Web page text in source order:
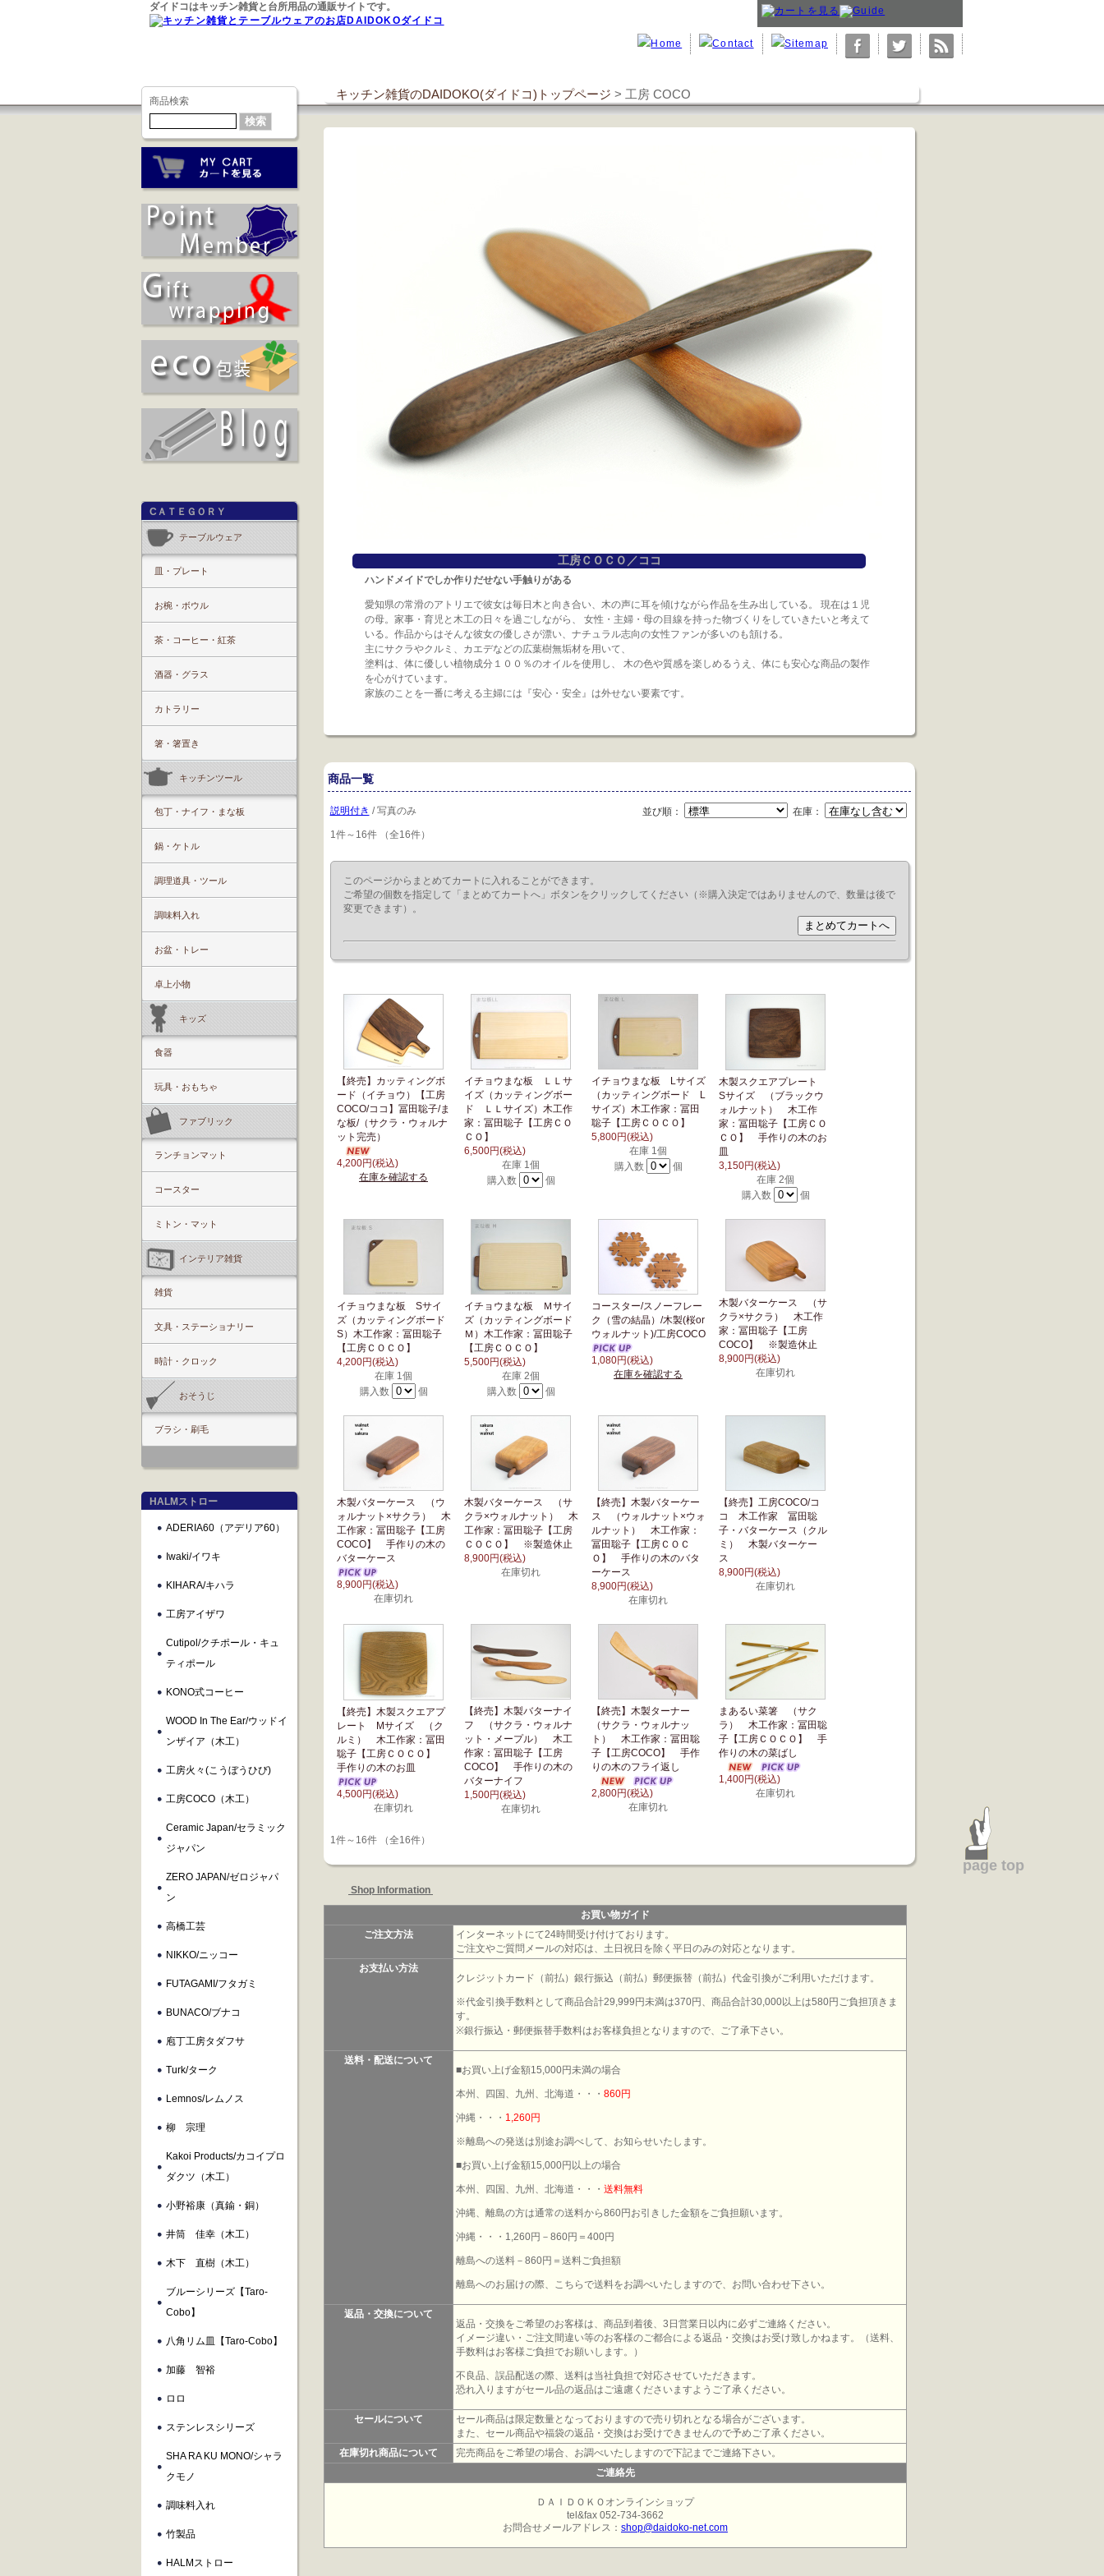
ダイドコはキッチン雑貨と台所用品の通販サイトです。
商品検索
CＡＴＥＧＯＲＹ
テーブルウェア
皿・プレート
お椀・ボウル
茶・コーヒー・紅茶
酒器・グラス
カトラリー
箸・箸置き
キッチンツール
包丁・ナイフ・まな板
鍋・ケトル
調理道具・ツール
調味料入れ
お盆・トレー
卓上小物
キッズ
食器
玩具・おもちゃ
ファブリック
ランチョンマット
コースター
ミトン・マット
インテリア雑貨
雑貨
文具・ステーショナリー
時計・クロック
おそうじ
ブラシ・刷毛
HALMストロー
ADERIA60（アデリア60）
Iwaki/イワキ
KIHARA/キハラ
工房アイザワ
Cutipol/クチポール・キュ
ティポール
KONO式コーヒー
WOOD In The Ear/ウッドイ
ンザイア（木工）
工房火々(こうぼうひび)
工房COCO（木工）
Ceramic Japan/セラミック
ジャパン
ZERO JAPAN/ゼロジャパ
ン
高橋工芸
NIKKO/ニッコー
FUTAGAMI/フタガミ
BUNACO/ブナコ
庖丁工房タダフサ
Turk/ターク
Lemnos/レムノス
柳 宗理
Kakoi Products/カコイプロ
ダクツ（木工）
小野裕康（真鍮・銅）
井筒 佳幸（木工）
木下 直樹（木工）
ブルーシリーズ【taro-
Cobo】
八角リム皿【taro-Cobo】
加藤 智裕
ロロ
ステンレスシリーズ
SHA RA KU MONO/シャラ
クモノ
調味料入れ
竹製品
HALMストロー
キッチン雑貨のDAIDOKO(ダイドコ)トップページ > 工房 COCO
工房ＣＯＣＯ／ココ
ハンドメイドでしか作りだせない手触りがある
愛知県の常滑のアトリエで彼女は毎日木と向き合い、木の声に耳を傾けながら作品を生み出している。 現在は１児
の母。家事・育児と木工の日々を過ごしながら、 女性・主婦・母の目線を持った物づくりをしていきたいと考えて
いる。作品からはそんな彼女の優しさが漂い、ナチュラル志向の女性ファンが多いのも頷ける。
主にサクラやクルミ、カエデなどの広葉樹無垢材を用いて、
塗料は、体に優しい植物成分１００％のオイルを使用し、 木の色や質感を楽しめるうえ、体にも安心な商品の製作
を心がけています。
家族のことを一番に考える主婦には『安心・安全』は外せない要素です。
商品一覧
在庫：
並び順：
説明付き / 写真のみ
1件～16件 （全16件）
このページからまとめてカートに入れることができます。
ご希望の個数を指定して「まとめてカートへ」ボタンをクリックしてください（※購入決定ではありませんので、数量は後で
変更できます）。
【終売】カッティングボ
ード（イチョウ）【工房
COCO/ココ】冨田聡子/ま
な板/（サクラ・ウォルナ
ット完売）
4,200円(税込)
在庫を確認する
イチョウまな板 ＬＬサ
イズ（カッティングボー
ド ＬＬサイズ）木工作
家：冨田聡子【工房ＣＯ
ＣＯ】
6,500円(税込)
在庫 1個
購入数
個
イチョウまな板 Lサイズ
（カッティングボード L
サイズ）木工作家：冨田
聡子【工房ＣＯＣＯ】
5,800円(税込)
在庫 1個
購入数
個
木製スクエアプレート
Sサイズ （ブラックウ
ォルナット） 木工作
家：冨田聡子【工房ＣＯ
ＣＯ】 手作りの木のお
皿
3,150円(税込)
在庫 2個
購入数
個
イチョウまな板 Sサイ
ズ（カッティングボード
S）木工作家：冨田聡子
【工房ＣＯＣＯ】
4,200円(税込)
在庫 1個
購入数
個
イチョウまな板 Ｍサイ
ズ（カッティングボード
Ｍ）木工作家：冨田聡子
【工房ＣＯＣＯ】
5,500円(税込)
在庫 2個
購入数
個
コースター/スノーフレー
ク（雪の結晶）/木製(桜or
ウォルナット)/工房COCO
1,080円(税込)
在庫を確認する
木製バターケース （サ
クラ×サクラ） 木工作
家：冨田聡子【工房
COCO】 ※製造休止
8,900円(税込)
在庫切れ
木製バターケース （ウ
ォルナット×サクラ） 木
工作家：冨田聡子【工房
COCO】 手作りの木の
バターケース
8,900円(税込)
在庫切れ
木製バターケース （サ
クラ×ウォルナット） 木
工作家：冨田聡子【工房
ＣＯＣＯ】 ※製造休止
8,900円(税込)
在庫切れ
【終売】木製バターケー
ス （ウォルナット×ウォ
ルナット） 木工作家：
冨田聡子【工房ＣＯＣ
Ｏ】 手作りの木のバタ
ーケース
8,900円(税込)
在庫切れ
【終売】工房COCO/コ
コ 木工作家 冨田聡
子・バターケース（クル
ミ） 木製バターケー
ス
8,900円(税込)
在庫切れ
【終売】木製スクエアプ
レート Mサイズ （ク
ルミ） 木工作家：冨田
聡子【工房ＣＯＣＯ】
手作りの木のお皿
4,500円(税込)
在庫切れ
【終売】木製バターナイ
フ （サクラ・ウォルナ
ット・メープル） 木工
作家：冨田聡子【工房
COCO】 手作りの木の
バターナイフ
1,500円(税込)
在庫切れ
【終売】木製ターナー
（サクラ・ウォルナッ
ト） 木工作家：冨田聡
子【工房COCO】 手作
りの木のフライ返し
2,800円(税込)
在庫切れ
まあるい菜箸 （サク
ラ） 木工作家：冨田聡
子【工房ＣＯＣＯ】 手
作りの木の菜ばし
1,400円(税込)
在庫切れ
1件～16件 （全16件）
page top
Shop Information
お買い物ガイド
ご注文方法
インターネットにて24時間受け付けております。
ご注文やご質問メールの対応は、土日祝日を除く平日のみの対応となります。
お支払い方法
クレジットカード（前払）銀行振込（前払）郵便振替（前払）代金引換がご利用いただけます。
※代金引換手数料として商品合計29,999円未満は370円、商品合計30,000以上は580円ご負担頂きま
す。
※銀行振込・郵便振替手数料はお客様負担となりますので、ご了承下さい。
送料・配送について
■お買い上げ金額15,000円未満の場合
本州、四国、九州、北海道・・・ 860円
沖縄・・・ 1,260円
※離島への発送は別途お調べして、お知らせいたします。
■お買い上げ金額15,000円以上の場合
本州、四国、九州、北海道・・・ 送料無料
沖縄、離島の方は通常の送料から860円お引きした金額をご負担願います。
沖縄・・・1,260円－860円＝400円
離島への送料－860円＝送料ご負担額
離島へのお届けの際、こちらで送料をお調べいたしますので、お問い合わせ下さい。
返品・交換について
返品・交換をご希望のお客様は、商品到着後、3日営業日以内に必ずご連絡ください。
イメージ違い・ご注文間違い等のお客様のご都合による返品・交換はお受け致しかねます。（送料、
手数料はお客様ご負担でお願いします。）
不良品、誤品配送の際、送料は当社負担で対応させていただきます。
恐れ入りますがセール品の返品はご遠慮くださいますようご了承ください。
セールについて
セール商品は限定数量となっておりますので売り切れとなる場合がございます。
また、セール商品や福袋の返品・交換はお受けできませんので予めご了承ください。
在庫切れ商品について
完売商品をご希望の場合、お調べいたしますので下記までご連絡下さい。
ご連絡先
ＤＡＩＤＯＫＯオンラインショップ
tel&fax 052-734-3662
お問合せメールアドレス： shop@daidoko-net.com